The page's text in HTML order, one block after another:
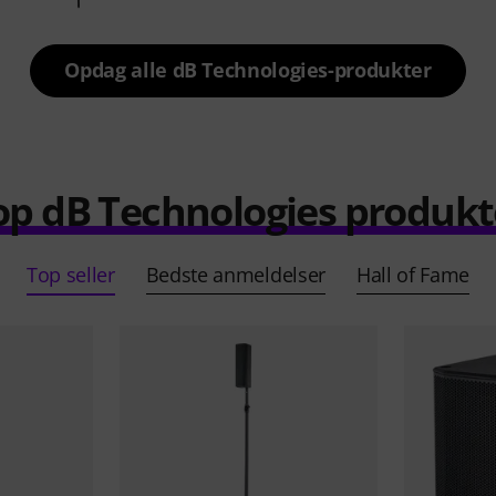
Opdag alle dB Technologies-produkter
dB Technologies
Top seller Bedste anmeldelser Hall of Fame